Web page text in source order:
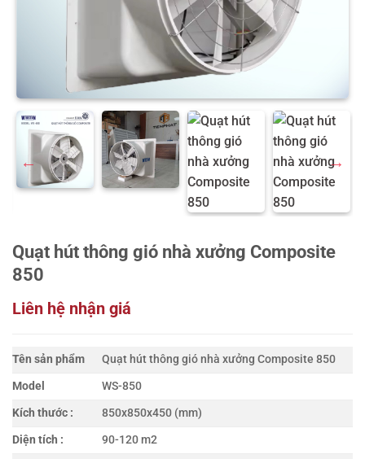
Quạt hút thông gió nhà xưởng Composite
850
Liên hệ nhận giá
Tên sản phẩm
Quạt hút thông gió nhà xưởng Composite 850
Model
WS-850
Kích thước :
850x850x450 (mm)
Diện tích :
90-120 m2